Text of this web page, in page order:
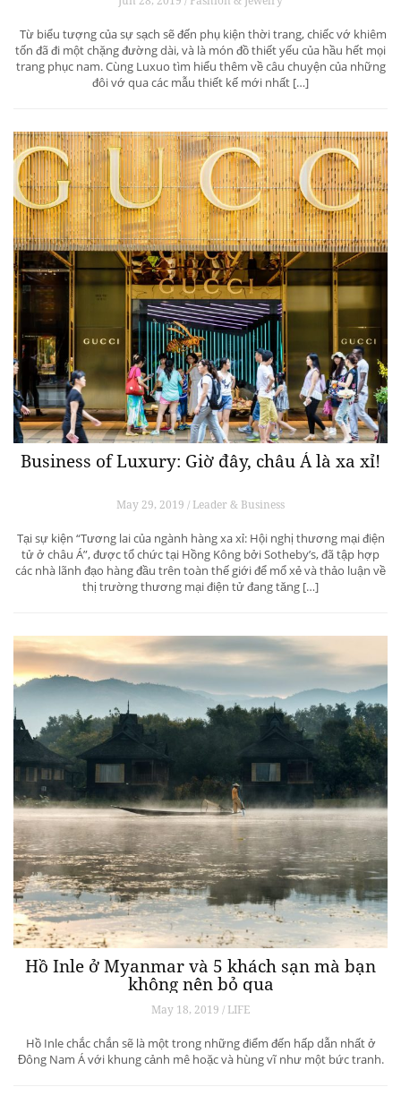
Từ biểu tượng của sự sạch sẽ đến phụ kiện thời trang, chiếc vớ khiêm
tốn đã đi một chặng đường dài, và là món đồ thiết yếu của hầu hết mọi
trang phục nam. Cùng Luxuo tìm hiểu thêm về câu chuyện của những
đôi vớ qua các mẫu thiết kế mới nhất […]
Business of Luxury: Giờ đây, châu Á là xa xỉ!
May 29, 2019 / Leader & Business
Tại sự kiện “Tương lai của ngành hàng xa xỉ: Hội nghị thương mại điện
tử ở châu Á”, được tổ chức tại Hồng Kông bởi Sotheby’s, đã tập hợp
các nhà lãnh đạo hàng đầu trên toàn thế giới để mổ xẻ và thảo luận về
thị trường thương mại điện tử đang tăng […]
Hồ Inle ở Myanmar và 5 khách sạn mà bạn
không nên bỏ qua
May 18, 2019 / LIFE
Hồ Inle chắc chắn sẽ là một trong những điểm đến hấp dẫn nhất ở
Đông Nam Á với khung cảnh mê hoặc và hùng vĩ như một bức tranh.